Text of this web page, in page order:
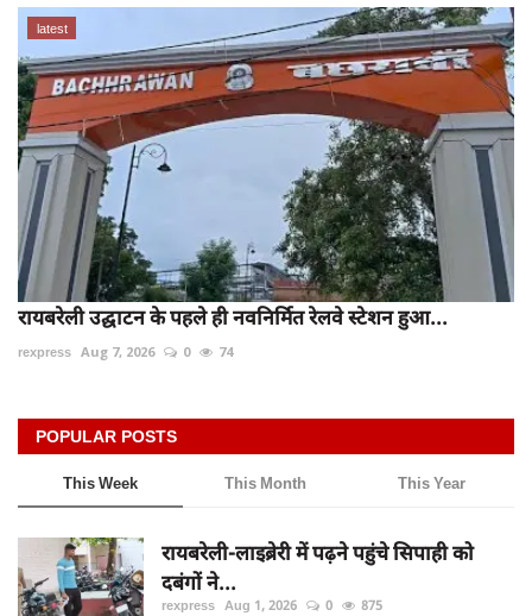
latest
रायबरेली उद्घाटन के पहले ही नवनिर्मित रेलवे स्टेशन हुआ...
rexpress Aug 7, 2026 0 74
POPULAR POSTS
This Week This Month This Year
रायबरेली-लाइब्रेरी में पढ़ने पहुंचे सिपाही को
दबंगों ने...
rexpress Aug 1, 2026 0 875